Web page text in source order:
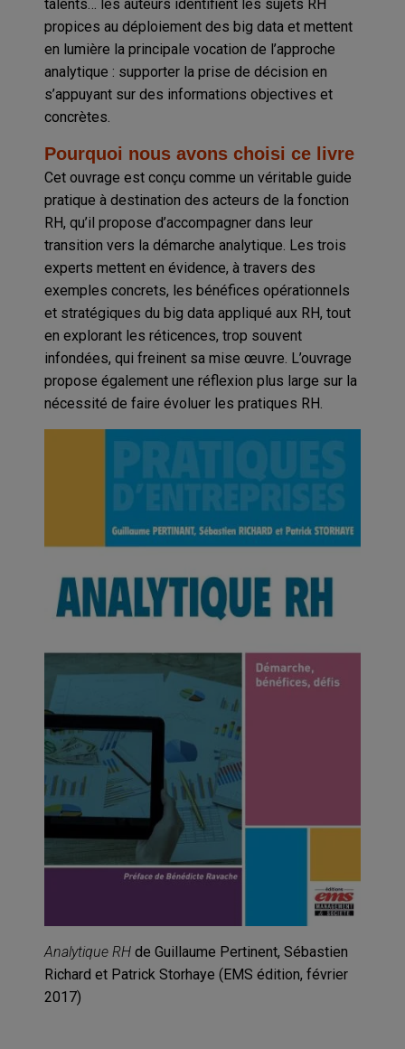
talents… les auteurs identifient les sujets RH
propices au déploiement des big data et mettent
en lumière la principale vocation de l’approche
analytique : supporter la prise de décision en
s’appuyant sur des informations objectives et
concrètes.
Pourquoi nous avons choisi ce livre
Cet ouvrage est conçu comme un véritable guide
pratique à destination des acteurs de la fonction
RH, qu’il propose d’accompagner dans leur
transition vers la démarche analytique. Les trois
experts mettent en évidence, à travers des
exemples concrets, les bénéfices opérationnels
et stratégiques du big data appliqué aux RH, tout
en explorant les réticences, trop souvent
infondées, qui freinent sa mise œuvre. L’ouvrage
propose également une réflexion plus large sur la
nécessité de faire évoluer les pratiques RH.
Analytique RHde Guillaume Pertinent, Sébastien
Richard et Patrick Storhaye (EMS édition, février
2017)